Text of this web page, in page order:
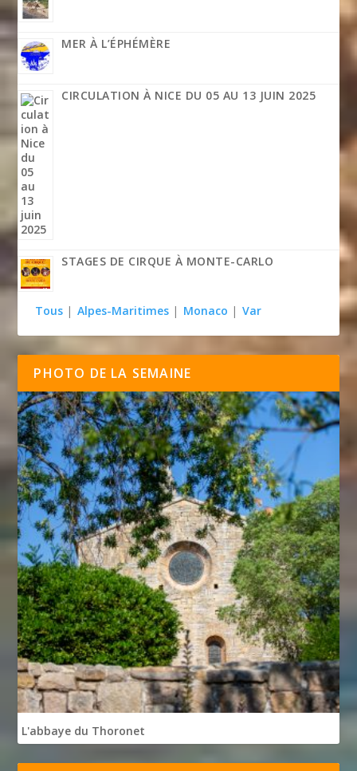
MER À L’ÉPHÉMÈRE
CIRCULATION À NICE DU 05 AU 13 JUIN 2025
STAGES DE CIRQUE À MONTE-CARLO
Tous | Alpes-Maritimes | Monaco | Var
PHOTO DE LA SEMAINE
L'abbaye du Thoronet